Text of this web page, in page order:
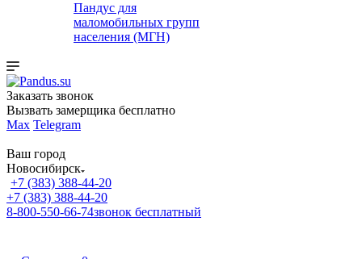
Пандус для
маломобильных групп
населения (МГН)
Заказать звонок
Вызвать замерщика бесплатно
Max Telegram
Ваш город
Новосибирск
+7 (383) 388-44-20
+7 (383) 388-44-20
8-800-550-66-74звонок бесплатный